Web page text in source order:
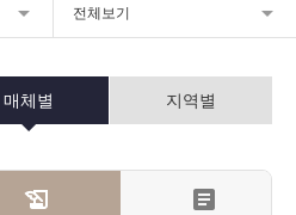
전체보기
매체별 지역별
history_edu article